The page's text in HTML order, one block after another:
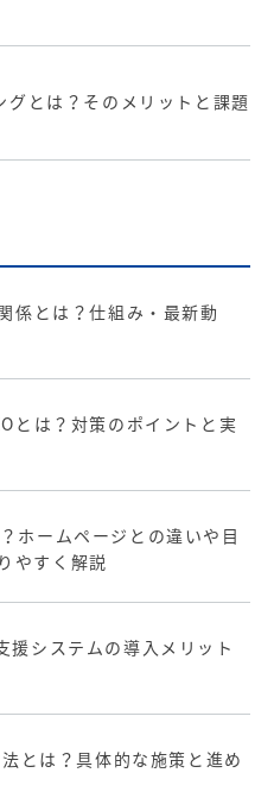
グとは？そのメリットと課題
係とは？仕組み・最新動
とは？対策のポイントと実
ホームページとの違いや目
やすく解説
援システムの導入メリット
とは？具体的な施策と進め